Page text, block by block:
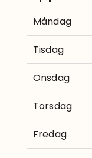
Måndag
Tisdag
Onsdag
Torsdag
Fredag